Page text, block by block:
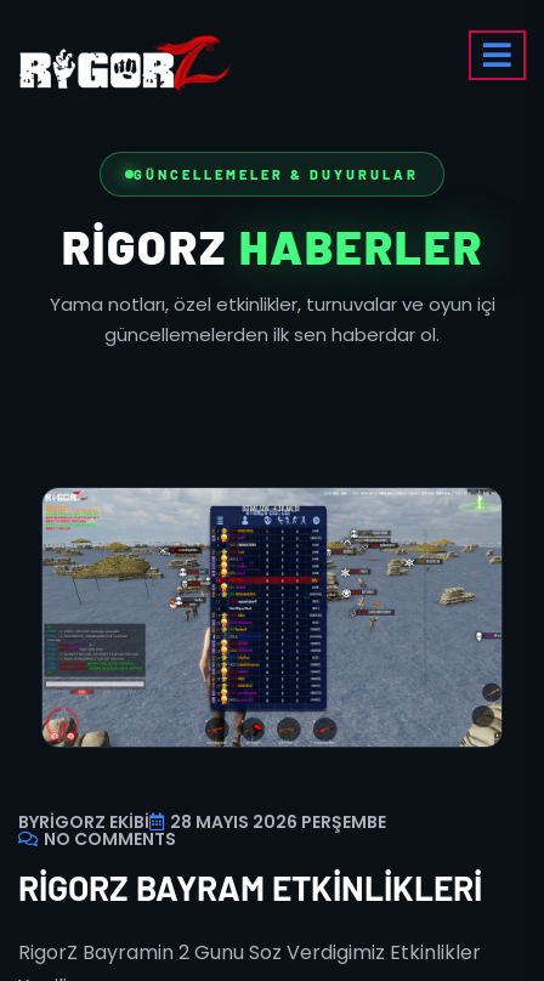
GÜNCELLEMELER & DUYURULAR
RIGORZ HABERLER
Yama notları, özel etkinlikler, turnuvalar ve oyun içi
güncellemelerden ilk sen haberdar ol.
BYRIGORZ EKIBI 28 MAYIS 2026 PERŞEMBE
NO COMMENTS
RIGORZ BAYRAM ETKINLIKLERI
RigorZ Bayramin 2 Gunu Soz Verdigimiz Etkinlikler